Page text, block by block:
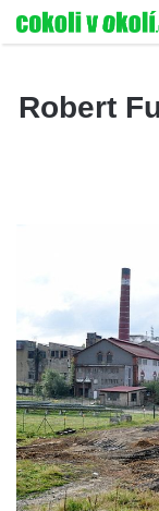
Robert